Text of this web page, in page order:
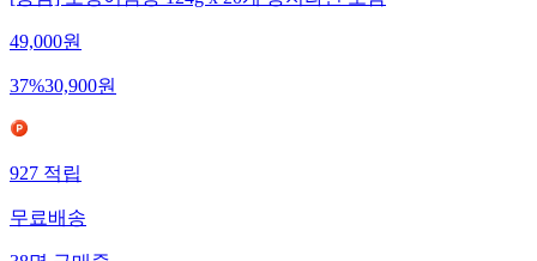
[농심] 오징어짬뽕 124g x 20개 봉지라면 오짬
49,000원
37%30,900원
927적립
무료배송